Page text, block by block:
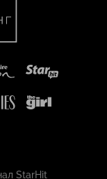
StarHit